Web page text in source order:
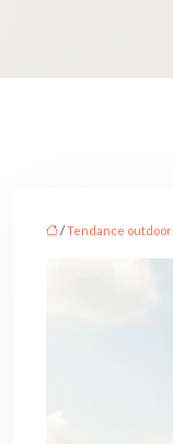
/Tendance outdoor